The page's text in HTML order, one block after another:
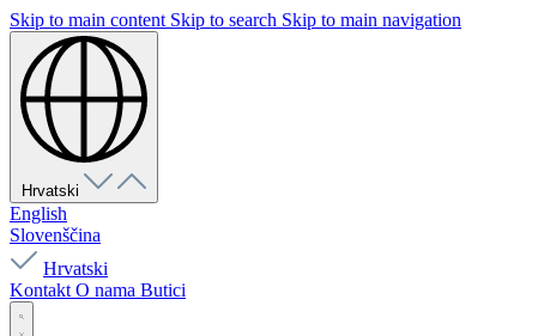
Skip to main content Skip to search Skip to main navigation
Hrvatski
English
Slovenščina
Hrvatski
Kontakt O nama Butici